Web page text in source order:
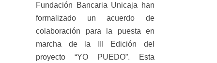
Fundación Bancaria Unicaja han
formalizado un acuerdo de
colaboración para la puesta en
marcha de la III Edición del
proyecto “YO PUEDO”. Esta